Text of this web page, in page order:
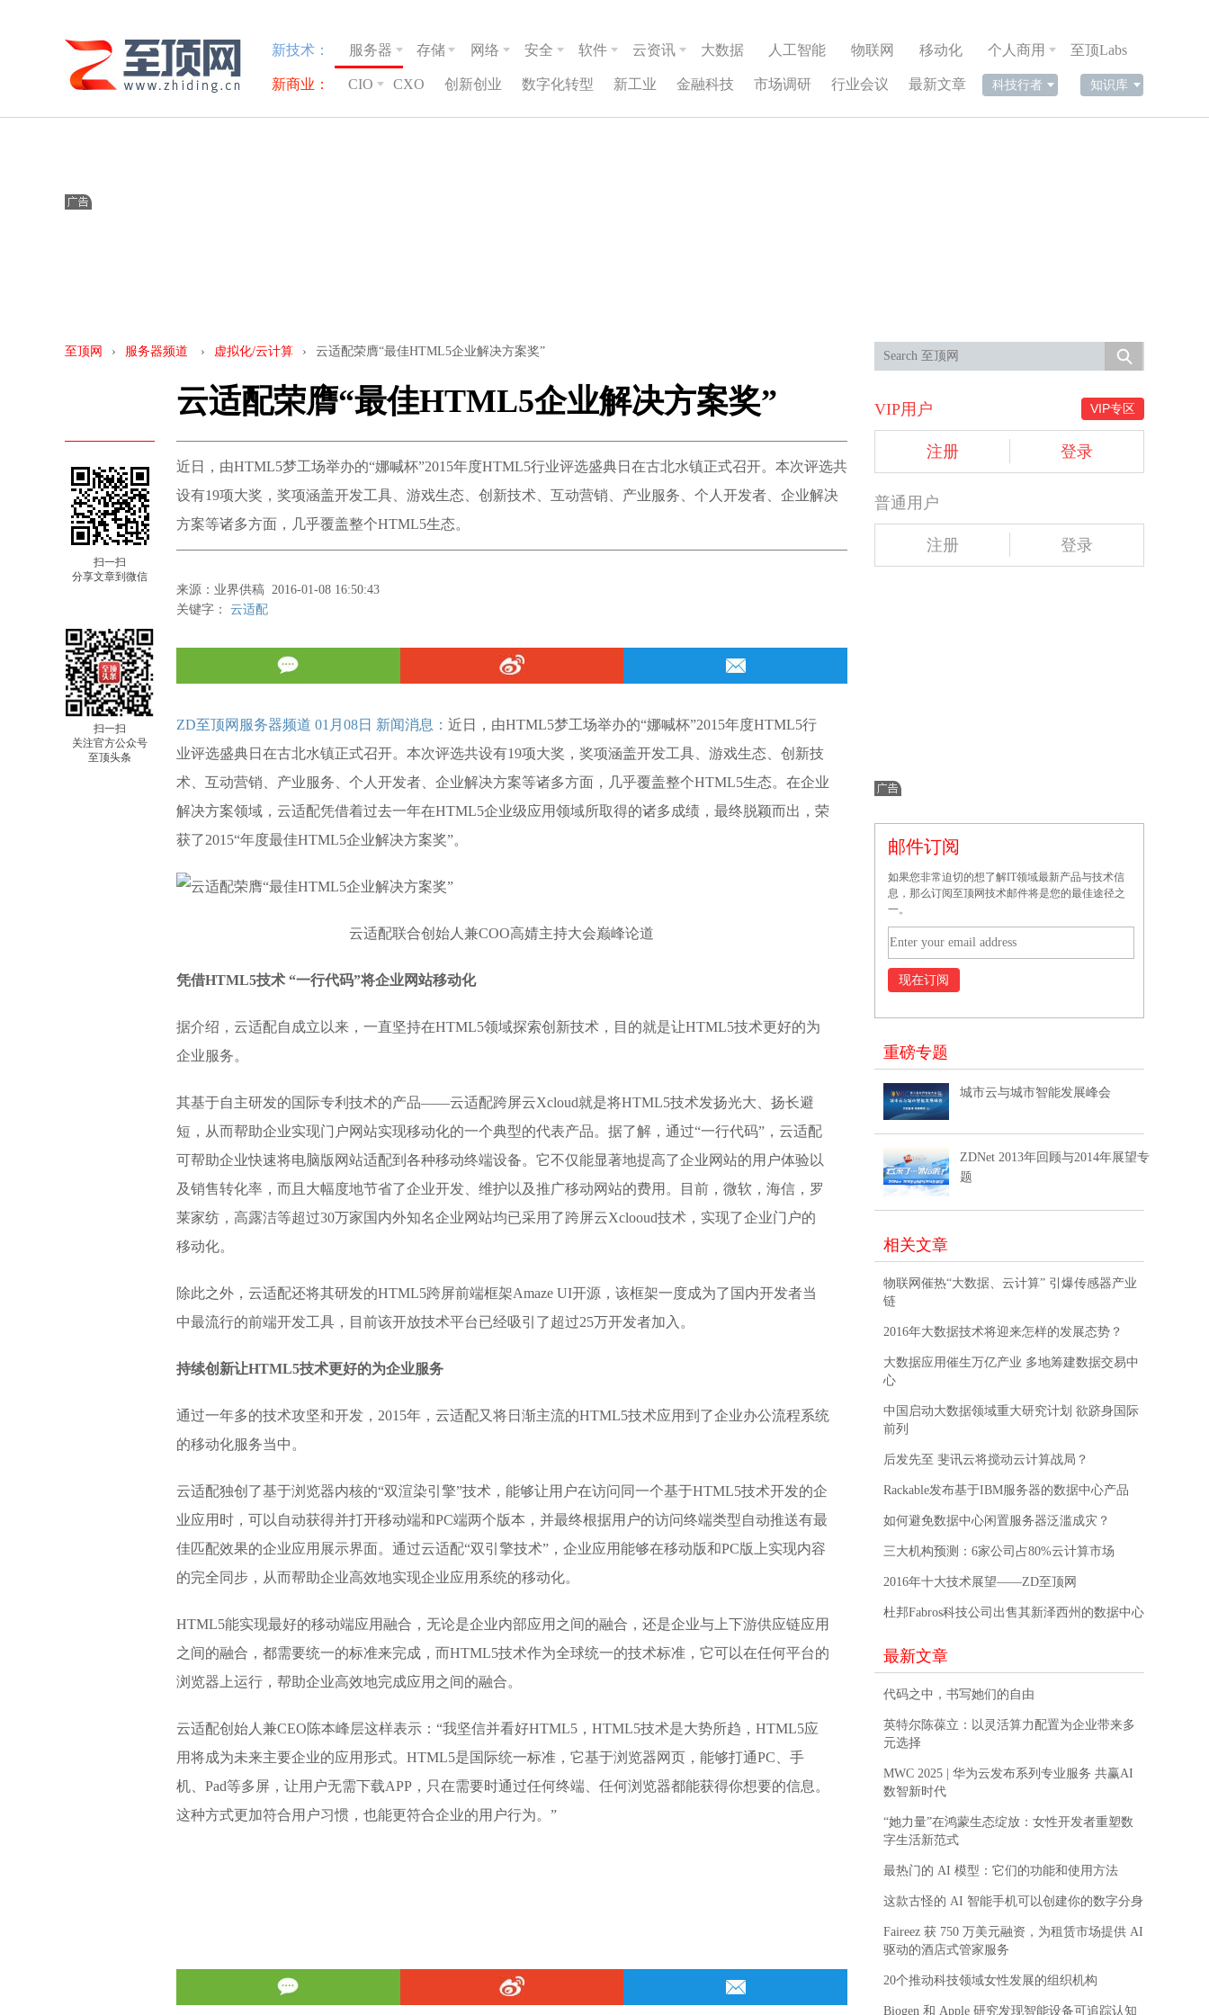
新技术： 服务器 存储 网络 安全 软件 云资讯 大数据 人工智能 物联网 移动化 个人商用 至顶Labs
新商业： CIO CXO 创新创业 数字化转型 新工业 金融科技 市场调研 行业会议 最新文章 科技行者 知识库
至顶网 › 服务器频道 › 虚拟化/云计算 › 云适配荣膺“最佳HTML5企业解决方案奖”
云适配荣膺“最佳HTML5企业解决方案奖”
扫一扫
分享文章到微信
扫一扫
关注官方公众号
至顶头条
近日，由HTML5梦工场举办的“娜喊杯”2015年度HTML5行业评选盛典日在古北水镇正式召开。本次评选共
设有19项大奖，奖项涵盖开发工具、游戏生态、创新技术、互动营销、产业服务、个人开发者、企业解决
方案等诸多方面，几乎覆盖整个HTML5生态。
来源：业界供稿 2016-01-08 16:50:43
关键字： 云适配
ZD至顶网服务器频道 01月08日 新闻消息： 近日，由HTML5梦工场举办的“娜喊杯”2015年度HTML5行
业评选盛典日在古北水镇正式召开。本次评选共设有19项大奖，奖项涵盖开发工具、游戏生态、创新技
术、互动营销、产业服务、个人开发者、企业解决方案等诸多方面，几乎覆盖整个HTML5生态。在企业
解决方案领域，云适配凭借着过去一年在HTML5企业级应用领域所取得的诸多成绩，最终脱颖而出，荣
获了2015“年度最佳HTML5企业解决方案奖”。
云适配联合创始人兼COO高婧主持大会巅峰论道
凭借HTML5技术 “一行代码”将企业网站移动化
据介绍，云适配自成立以来，一直坚持在HTML5领域探索创新技术，目的就是让HTML5技术更好的为
企业服务。
其基于自主研发的国际专利技术的产品——云适配跨屏云Xcloud就是将HTML5技术发扬光大、扬长避
短，从而帮助企业实现门户网站实现移动化的一个典型的代表产品。据了解，通过“一行代码”，云适配
可帮助企业快速将电脑版网站适配到各种移动终端设备。它不仅能显著地提高了企业网站的用户体验以
及销售转化率，而且大幅度地节省了企业开发、维护以及推广移动网站的费用。目前，微软，海信，罗
莱家纺，高露洁等超过30万家国内外知名企业网站均已采用了跨屏云Xclooud技术，实现了企业门户的
移动化。
除此之外，云适配还将其研发的HTML5跨屏前端框架Amaze UI开源，该框架一度成为了国内开发者当
中最流行的前端开发工具，目前该开放技术平台已经吸引了超过25万开发者加入。
持续创新让HTML5技术更好的为企业服务
通过一年多的技术攻坚和开发，2015年，云适配又将日渐主流的HTML5技术应用到了企业办公流程系统
的移动化服务当中。
云适配独创了基于浏览器内核的“双渲染引擎”技术，能够让用户在访问同一个基于HTML5技术开发的企
业应用时，可以自动获得并打开移动端和PC端两个版本，并最终根据用户的访问终端类型自动推送有最
佳匹配效果的企业应用展示界面。通过云适配“双引擎技术”，企业应用能够在移动版和PC版上实现内容
的完全同步，从而帮助企业高效地实现企业应用系统的移动化。
HTML5能实现最好的移动端应用融合，无论是企业内部应用之间的融合，还是企业与上下游供应链应用
之间的融合，都需要统一的标准来完成，而HTML5技术作为全球统一的技术标准，它可以在任何平台的
浏览器上运行，帮助企业高效地完成应用之间的融合。
云适配创始人兼CEO陈本峰层这样表示：“我坚信并看好HTML5，HTML5技术是大势所趋，HTML5应
用将成为未来主要企业的应用形式。HTML5是国际统一标准，它基于浏览器网页，能够打通PC、手
机、Pad等多屏，让用户无需下载APP，只在需要时通过任何终端、任何浏览器都能获得你想要的信息。
这种方式更加符合用户习惯，也能更符合企业的用户行为。”
VIP专区
VIP用户
注册 登录
普通用户
注册 登录
邮件订阅
如果您非常迫切的想了解IT领域最新产品与技术信
息，那么订阅至顶网技术邮件将是您的最佳途径之
一。
重磅专题
城市云与城市智能发展峰会
ZDNet 2013年回顾与2014年展望专
题
相关文章
物联网催热“大数据、云计算” 引爆传感器产业
链
2016年大数据技术将迎来怎样的发展态势？
大数据应用催生万亿产业 多地筹建数据交易中
心
中国启动大数据领域重大研究计划 欲跻身国际
前列
后发先至 斐讯云将搅动云计算战局？
Rackable发布基于IBM服务器的数据中心产品
如何避免数据中心闲置服务器泛滥成灾？
三大机构预测：6家公司占80%云计算市场
2016年十大技术展望——ZD至顶网
杜邦Fabros科技公司出售其新泽西州的数据中心
最新文章
代码之中，书写她们的自由
英特尔陈葆立：以灵活算力配置为企业带来多
元选择
MWC 2025 | 华为云发布系列专业服务 共赢AI
数智新时代
“她力量”在鸿蒙生态绽放：女性开发者重塑数
字生活新范式
最热门的 AI 模型：它们的功能和使用方法
这款古怪的 AI 智能手机可以创建你的数字分身
Faireez 获 750 万美元融资，为租赁市场提供 AI
驱动的酒店式管家服务
20个推动科技领域女性发展的组织机构
Biogen 和 Apple 研究发现智能设备可追踪认知